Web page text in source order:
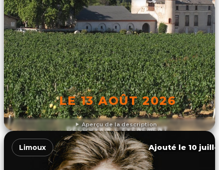
Aperçu de la description
LE 13 AOÛT 2026
DÉCOUVRIR L'ÉVÉNEMENT
Limoux Ajouté le 10